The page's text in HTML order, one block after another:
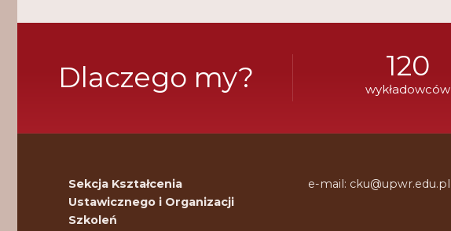
Dlaczego my? 120
wykładowców
Sekcja Kształcenia
Ustawicznego i Organizacji
Szkoleń
e-mail: cku@upwr.edu.pl